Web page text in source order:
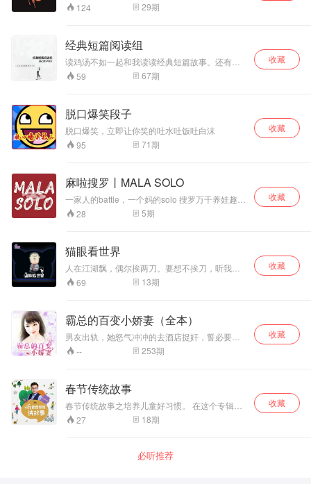
124
29期
经典短篇阅读组
读鸡汤不如一起和我读读经典短篇故事。还有我
的日记
59 67期
收藏
脱口爆笑段子
脱口爆笑，立即让你笑的吐水吐饭吐白沫
95
71期
收藏
麻啦搜罗丨MALA SOLO
一家人的battle，一个妈的solo 搜罗万千养娃趣
事，倾诉带娃辛酸 养娃路漫漫你不是一个人在战
斗 本栏目故事都来自于妈妈们真实的生活体验故
28 5期
收藏
猫眼看世界
人在江湖飘，偶尔挨两刀。要想不挨刀，听我瞎
叨叨。这里是猫眼看世界，资深段子手姬师兄带
你侃尽人间百态，阅尽大千世界。听到你手机没
是为了听我五分钟！猫眼看世界，跟着师兄一起
high！更多精彩内容订阅猫巷微信公众号：
MXRadio；qq听友群：296122873
69 13期
收藏
霸总的百变小娇妻（全本）
男友出轨，她怒气冲冲的去酒店捉奸，誓必要让
她们好看，却不想狗血的进错房间找错人， 在一
片热气氤氲缭绕中，雷大总裁被眼前这个突然闯
目，白发，皮肤褶皱，从外表看来完全是一个六
十多岁的老太太的脸，可惜，她那双圆溜溜的黑
色大眼睛暴露了她的真实年龄…… 本该尴尬的场
合，可是，似乎少女无所畏惧，还把那个冷冽的
男子给……调戏了？？
-- 253期
收藏
春节传统故事
春节传统故事之培养儿童好习惯。 在这个专辑当
中，有很多好玩有趣儿的故事，比如过年包饺子
小朋友们也可以搭把手呢，还有年兽到底长什么
的事呢？ 在这个专辑里，不仅小朋友可以通过听
故事了解更多有关春节的习俗，而且再故事里还
27 18期
收藏
必听推荐